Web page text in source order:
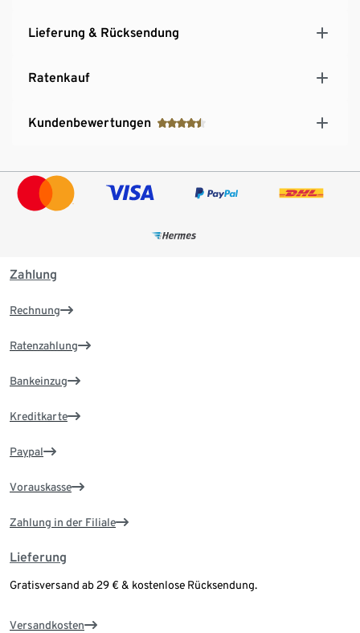
Lieferung & Rücksendung
Ratenkauf
Kundenbewertungen
Zahlung
Rechnung
Ratenzahlung
Bankeinzug
Kreditkarte
Paypal
Vorauskasse
Zahlung in der Filiale
Lieferung
Gratisversand ab 29 € & kostenlose Rücksendung.
Versandkosten